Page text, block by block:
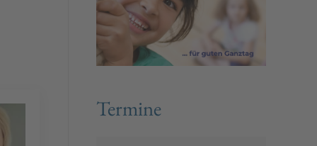
Termine